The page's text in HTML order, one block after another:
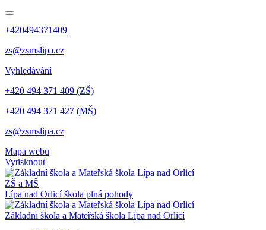
+420494371409
zs@zsmslipa.cz
Vyhledávání
+420 494 371 409 (ZŠ)
+420 494 371 427 (MŠ)
zs@zsmslipa.cz
Mapa webu
Vytisknout
ZŠ a MŠ
Lípa nad Orlicíškola plná pohody
Základní škola a Mateřská škola Lípa nad Orlicí